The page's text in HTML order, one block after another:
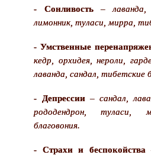
- Сонливость–
лимонник, туласи, мирра,
- Умственные
кедр, орхидея, нероли,
лаванда, сандал, тибетские
- Депрессии– сандал,
рододендрон, туласи,
благовония.
- Страхи и беспокойства